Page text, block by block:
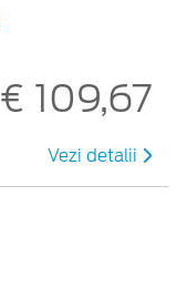
€ 109,67
Vezi detalii